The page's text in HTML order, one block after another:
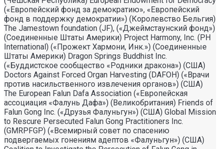
(«Европейский фонд за демократию», «Европейский
фонд в поддержку демократии») (Королевство Бельгия)
The Jamestown foundation (JF), («Джеймстаунский фонд»)
(Соединенные Штаты Америки) Project Harmony, Inc. (PH
International) («Прожект Хармони, Инк.») (Соединенные
Штаты Америки) Dragon Springs Buddhist Inc.
(«Буддистское сообщество «Родники дракона») (США)
Doctors Against Forced Organ Harvesting (DAFOH) («Врачи
против насильственного извлечения органов») (США)
The European Falun Dafa Association («Европейская
ассоциация «Фалунь Дафа») (Великобритания) Friends of
Falun Gong Inc. («Друзья Фалуньгун») (США) Global Mission
to Rescure Persecuted Falun Gong Practitioners Inc.
(GMRPFGP) («Всемирный совет по спасению
подвергаемых гонениям адептов «Фалуньгун») (США)